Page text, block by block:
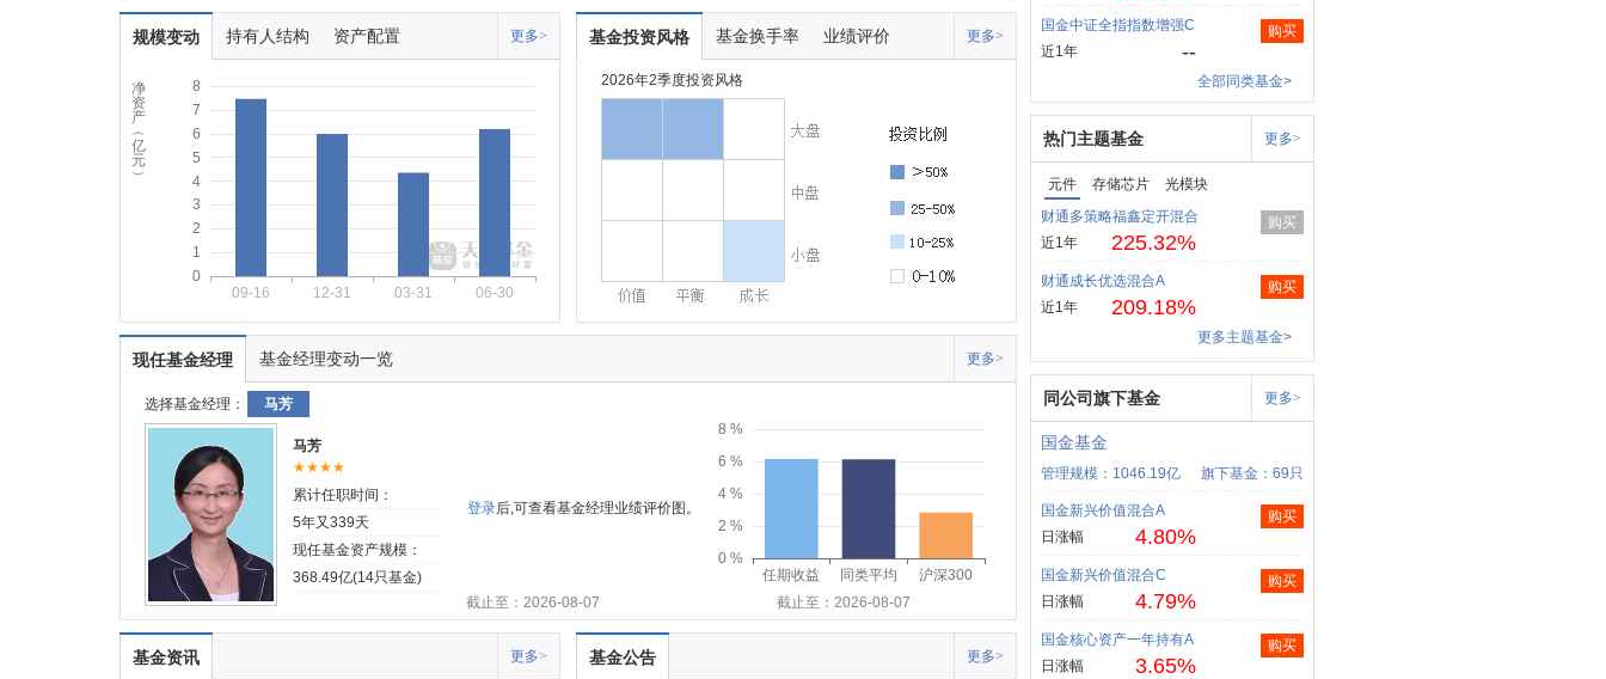
规模变动 持有人结构 资产配置 更多>
净
资
产
︵
亿
元
︶
0
1
2
3
4
5
6
7
8
09-16 12-31 03-31 06-30
基金投资风格 基金换手率 业绩评价 更多>
2026年2季度投资风格
现任基金经理 基金经理变动一览 更多>
选择基金经理： 马芳
马芳
★★★★
累计任职时间：
5年又339天
现任基金资产规模：
368.49亿(14只基金)
登录后,可查看基金经理业绩评价图。
0 %
2 %
4 %
6 %
8 %
任期收益 同类平均
沪深300
截止至：2026-08-07
截止至：2026-08-07
基金资讯 更多> 基金公告 更多>
国金中证全指指数增强C
近1年
--
购买
全部同类基金>
热门主题基金 更多>
元件 存储芯片
光模块
财通多策略福鑫定开混合
近1年
225.32%
购买
财通成长优选混合A
近1年
209.18%
购买
更多主题基金>
同公司旗下基金 更多>
国金基金
管理规模：1046.19亿 旗下基金：69只
国金新兴价值混合A
日涨幅
4.80%
购买
国金新兴价值混合C
日涨幅
4.79%
购买
国金核心资产一年持有A
日涨幅
3.65%
购买